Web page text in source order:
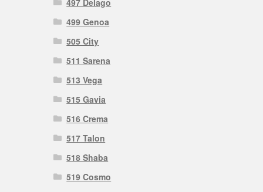
499 Genoa
505 City
511 Sarena
513 Vega
515 Gavia
516 Crema
517 Talon
518 Shaba
519 Cosmo